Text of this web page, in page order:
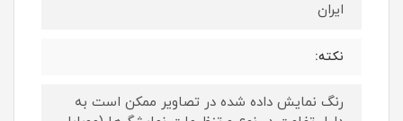
ایران
نکته:
رنگ نمایش داده‌ شده در تصاویر ممکن است به